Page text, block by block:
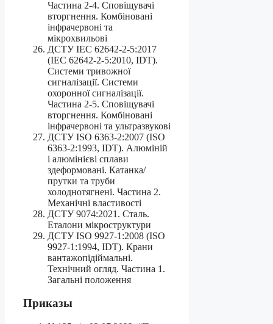
Частина 2-4. Сповіщувачі
вторгнення. Комбіновані
інфрачервоні та
мікрохвильові
ДСТУ IEC 62642-2-5:2017
(IEC 62642-2-5:2010, IDT).
Системи тривожної
сигналізації. Системи
охоронної сигналізації.
Частина 2-5. Сповіщувачі
вторгнення. Комбіновані
інфрачервоні та ультразвукові
ДСТУ ISO 6363-2:2007 (ISO
6363-2:1993, IDT). Алюміній
і алюмінієві сплави
здеформовані. Катанка/
прутки та труби
холоднотягнені. Частина 2.
Механічні властивості
ДСТУ 9074:2021. Сталь.
Еталони мікроструктури
ДСТУ ISO 9927-1:2008 (ISO
9927-1:1994, IDT). Крани
вантажопідіймальні.
Технічний огляд. Частина 1.
Загальні положення
Приказы